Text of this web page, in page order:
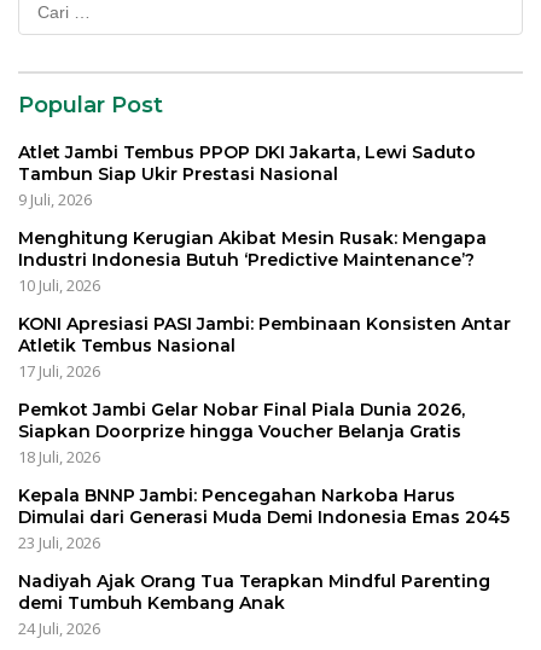
Popular Post
Atlet Jambi Tembus PPOP DKI Jakarta, Lewi Saduto
Tambun Siap Ukir Prestasi Nasional
9 Juli, 2026
Menghitung Kerugian Akibat Mesin Rusak: Mengapa
Industri Indonesia Butuh ‘Predictive Maintenance’?
10 Juli, 2026
KONI Apresiasi PASI Jambi: Pembinaan Konsisten Antar
Atletik Tembus Nasional
17 Juli, 2026
Pemkot Jambi Gelar Nobar Final Piala Dunia 2026,
Siapkan Doorprize hingga Voucher Belanja Gratis
18 Juli, 2026
Kepala BNNP Jambi: Pencegahan Narkoba Harus
Dimulai dari Generasi Muda Demi Indonesia Emas 2045
23 Juli, 2026
Nadiyah Ajak Orang Tua Terapkan Mindful Parenting
demi Tumbuh Kembang Anak
24 Juli, 2026